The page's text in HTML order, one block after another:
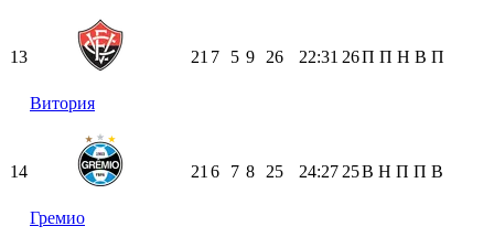
13
Витория
21 7 5 9 26 22:31 26П П Н В П
14
Гремио
21 6 7 8 25 24:27 25В Н П П В